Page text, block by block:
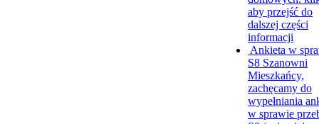
aby przejść do
dalszej części
informacji
Ankieta w
S8 Szanowni
Mieszkańcy,
zachęcamy do
wypełniania
w sprawie